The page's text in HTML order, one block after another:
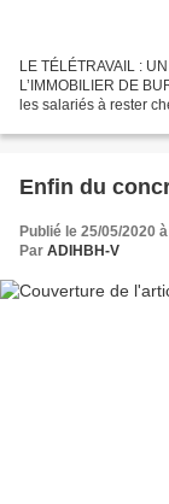
LE TÉLÉTRAVAIL :
L’IMMOBILIER DE
les salariés à rester
Enfin du
Publié le 25/05/2020
Par ADIHBH-V